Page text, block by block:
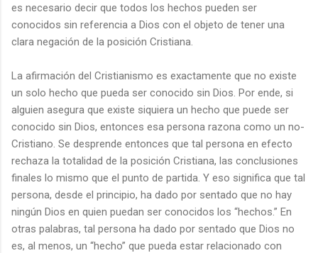
es necesario decir que todos los hechos pueden ser
conocidos sin referencia a Dios con el objeto de tener una
clara negación de la posición Cristiana.
La afirmación del Cristianismo es exactamente que no existe
un solo hecho que pueda ser conocido sin Dios. Por ende, si
alguien asegura que existe siquiera un hecho que puede ser
conocido sin Dios, entonces esa persona razona como un no-
Cristiano. Se desprende entonces que tal persona en efecto
rechaza la totalidad de la posición Cristiana, las conclusiones
finales lo mismo que el punto de partida. Y eso significa que tal
persona, desde el principio, ha dado por sentado que no hay
ningún Dios en quien puedan ser conocidos los “hechos.” En
otras palabras, tal persona ha dado por sentado que Dios no
es, al menos, un “hecho” que pueda estar relacionado con